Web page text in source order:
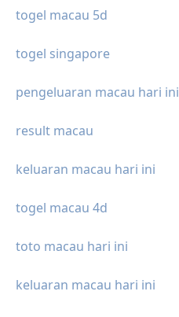
togel macau 5d
togel singapore
pengeluaran macau hari ini
result macau
keluaran macau hari ini
togel macau 4d
toto macau hari ini
keluaran macau hari ini